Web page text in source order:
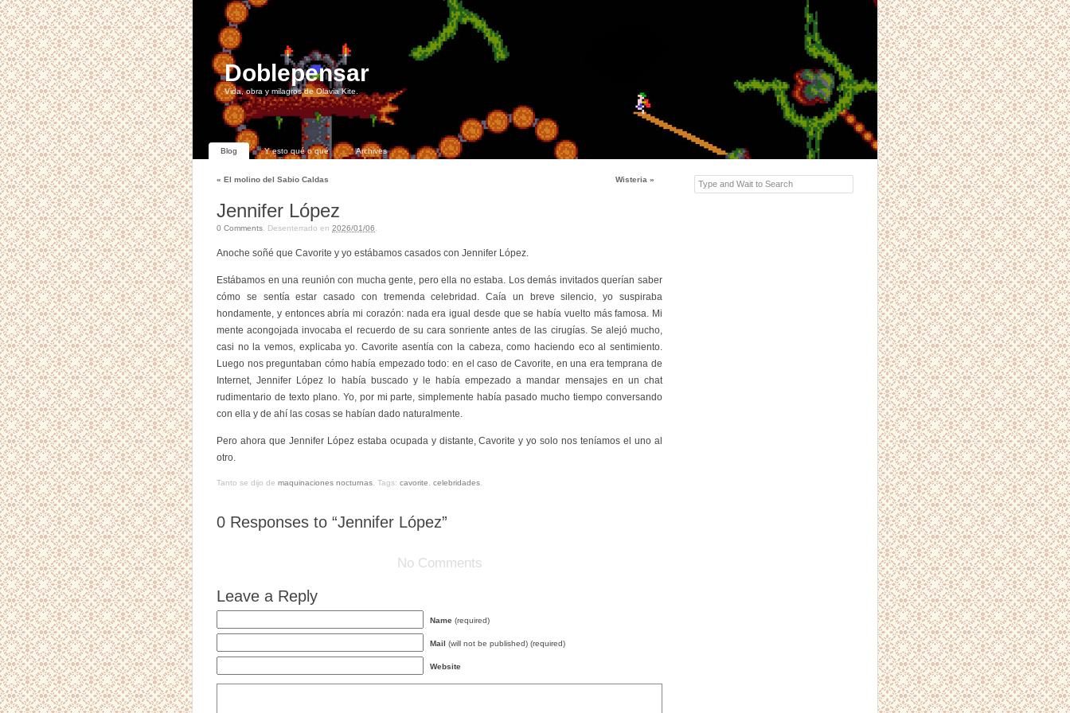
Doblepensar
Vida, obra y milagros de Olavia Kite.
Blog Y esto qué o qué Archives
« El molino del Sabio Caldas Wisteria »
Jennifer López
0 Comments . Desenterrado en 2026/01/06
Anoche soñé que Cavorite y yo estábamos casados con Jennifer López.
Estábamos en una reunión con mucha gente, pero ella no estaba. Los demás invitados querían saber
cómo se sentía estar casado con tremenda celebridad. Caía un breve silencio, yo suspiraba
hondamente, y entonces abría mi corazón: nada era igual desde que se había vuelto más famosa. Mi
mente acongojada invocaba el recuerdo de su cara sonriente antes de las cirugías. Se alejó mucho,
casi no la vemos, explicaba yo. Cavorite asentía con la cabeza, como haciendo eco al sentimiento.
Luego nos preguntaban cómo había empezado todo: en el caso de Cavorite, en una era temprana de
Internet, Jennifer López lo había buscado y le había empezado a mandar mensajes en un chat
rudimentario de texto plano. Yo, por mi parte, simplemente había pasado mucho tiempo conversando
con ella y de ahí las cosas se habían dado naturalmente.
Pero ahora que Jennifer López estaba ocupada y distante, Cavorite y yo solo nos teníamos el uno al
otro.
Tanto se dijo de maquinaciones nocturnas Tags: cavorite celebridades
0 Responses to “Jennifer López”
No Comments
Leave a Reply
Name (required)
Mail (will not be published) (required)
Website
Type and Wait to Search